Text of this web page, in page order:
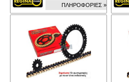
ΠΛΗΡΟΦΟΡΙΕΣ »